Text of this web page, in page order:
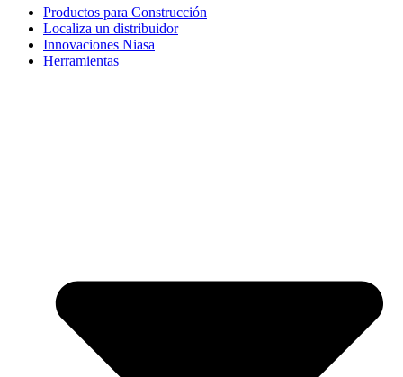
Productos para Construcción
Localiza un distribuidor
Innovaciones Niasa
Herramientas